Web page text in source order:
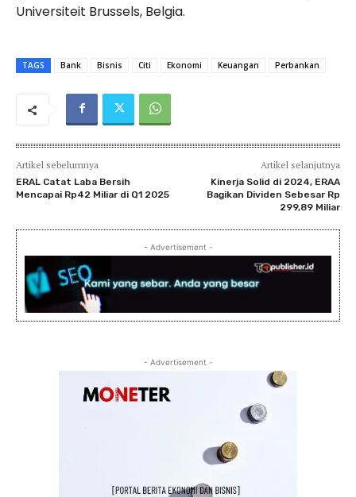
Universiteit Brussels, Belgia.
TAGS Bank Bisnis Citi Ekonomi Keuangan Perbankan
Artikel sebelumnya
ERAL Catat Laba Bersih
Mencapai Rp42 Miliar di Q1 2025
Artikel selanjutnya
Kinerja Solid di 2024, ERAA
Bagikan Dividen Sebesar Rp
299,89 Miliar
- Advertisement -
- Advertisement -